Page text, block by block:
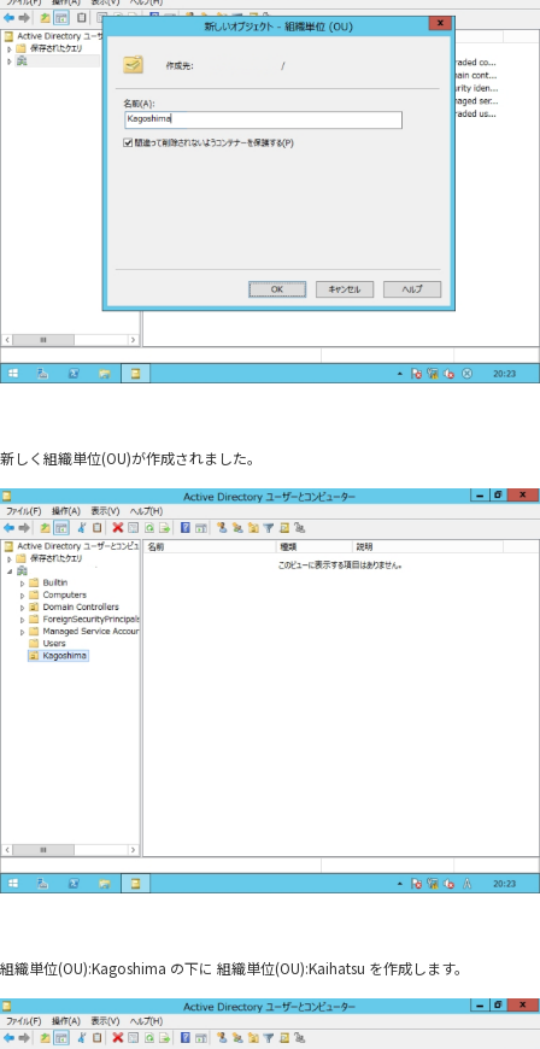
新しく組織単位(OU)が作成されました。
組織単位(OU):Kagoshima の下に 組織単位(OU):Kaihatsu を作成します。